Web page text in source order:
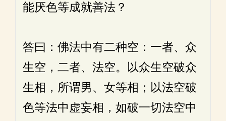
能厌色等成就善法？
答曰：佛法中有二种空：一者、众
生空，二者、法空。以众生空破众
生相，所谓男、女等相；以法空破
色等法中虚妄相，如破一切法空中